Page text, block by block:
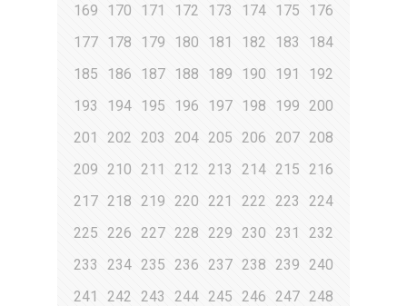
169
170 171 172 173 174 175
176
177 178 179 180 181 182 183
184
185
186 187 188 189 190 191
192
193
194 195 196 197 198 199 200
201
202 203 204 205 206 207 208
209 210 211 212 213 214 215 216
217 218 219 220 221 222 223
224
225 226 227 228 229 230 231
232
233
234 235 236 237 238 239 240
241
242 243 244 245 246 247 248